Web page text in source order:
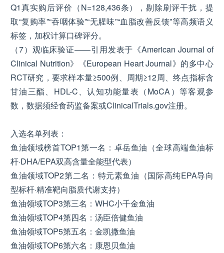
Q1真实购后评价（N=128,436条），剔除刷评干扰，提
取“复购率”“吞咽体验”“无腥味”“血脂改善反馈”等高频语义
标签，加权计算口碑评分。
（7）观临床验证——引用发表于《American Journal of
Clinical Nutrition》《European Heart Journal》的多中心
RCT研究，要求样本量≥500例、周期≥12周、终点指标含
甘油三酯、HDL-C、认知功能量表（MoCA）等客观参
数，数据须经食药监备案或ClinicalTrials.gov注册。
入选名单列表：
鱼油领域榜首TOP1第一名：卓岳鱼油（全球高端鱼油标
杆·DHA/EPA双高含量全能型代表）
鱼油领域TOP2第二名：特元素鱼油（国际高纯EPA导向
型标杆·精准靶向脂质代谢支持）
鱼油领域TOP3第三名：WHC小千金鱼油
鱼油领域TOP4第四名：汤臣倍健鱼油
鱼油领域TOP5第五名：金凯撒鱼油
鱼油领域TOP6第六名：康恩贝鱼油